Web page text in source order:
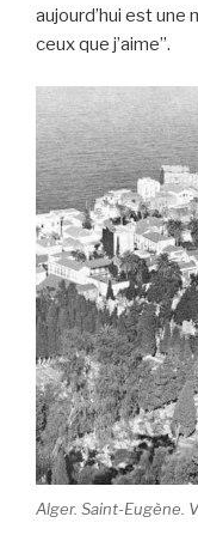
aujourd’hui est
ceux que j’aime”.
Alger. Saint-Eugène.